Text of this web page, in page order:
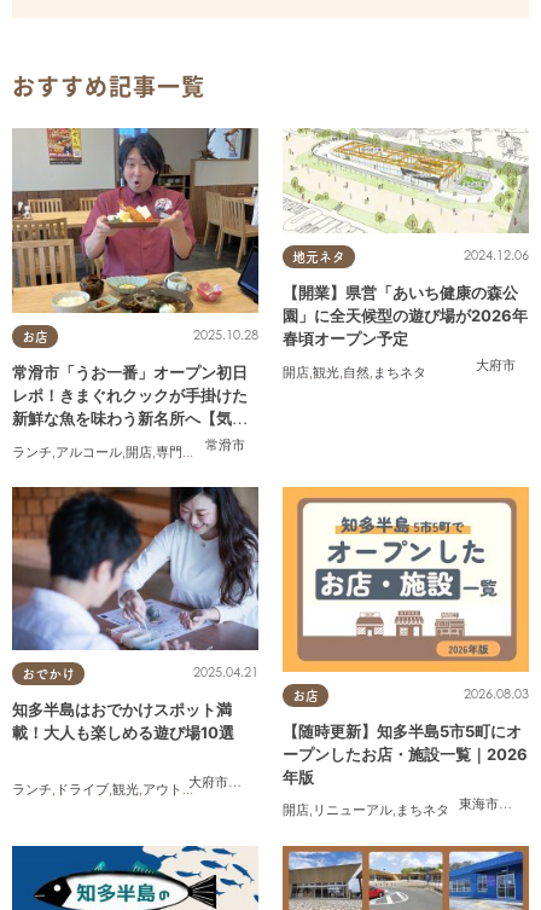
おすすめ記事一覧
お店
常滑市
2025.10.28
常滑市「うお一番」オープン初日
レポ！きまぐれクックが手掛けた
新鮮な魚を味わう新名所へ【気に
ランチ アルコール 開店 専門店 気になるリサーチ
地元ネタ
大府市
2024.12.06
【開業】県営「あいち健康の森公
園」に全天候型の遊び場が2026年
春頃オープン予定
開店 観光 自然 まちネタ
おでかけ
大府市
,東浦町 半田市
2025.04.21
知多半島はおでかけスポット満
載！大人も楽しめる遊び場10選
ランチ, ドライブ,観光,アウトドア , 親子, カップル ,友人
お店
東海市
,大府
2026.08.03
【随時更新】知多半島5市5町にオ
ープンしたお店・施設一覧｜2026
年版
開店, リニューアル, まちネタ